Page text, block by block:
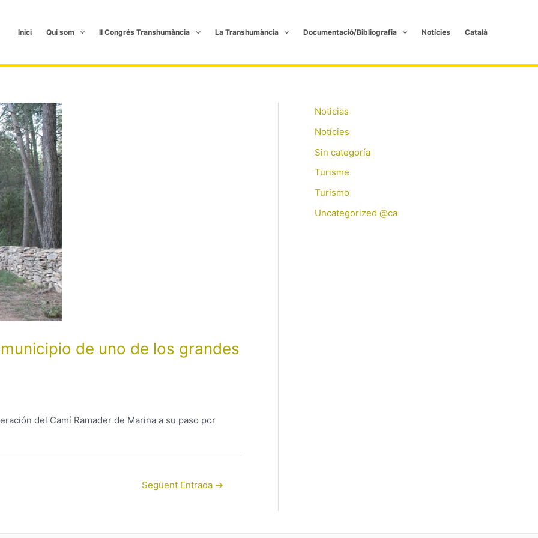
Inici Qui som II Congrés Transhumància La Transhumància Documentació/Bibliografia Notícies Català
de uno de los grandes
del Camí Ramader de Marina a su paso por
Següent Entrada →
Noticias
Notícies
Sin categoría
Turisme
Turismo
Uncategorized @ca